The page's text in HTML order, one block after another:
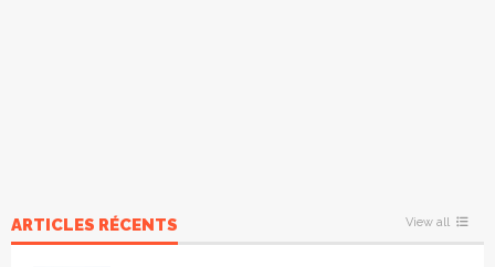
ARTICLES RÉCENTS View all